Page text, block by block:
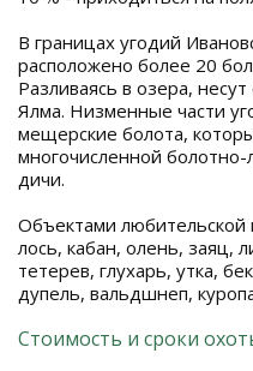
В границах угодий
расположено более 20
Разливаясь в озера,
Ялма. Низменные части
мещерские болота,
многочисленной
дичи.
Объектами любительской
лось, кабан, олень, заяц,
тетерев, глухарь, утка,
дупель, вальдшнеп,
Стоимость и сроки